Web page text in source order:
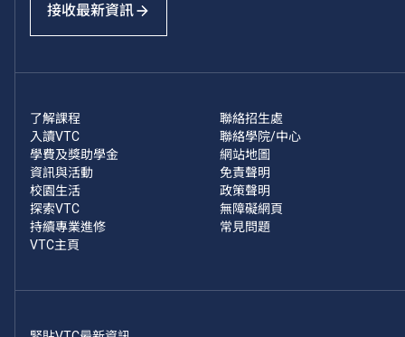
接收最新資訊
了解課程
入讀VTC
學費及獎助學金
資訊與活動
校園生活
探索VTC
持續專業進修
VTC主頁
聯絡招生處
聯絡學院/中心
網站地圖
免責聲明
政策聲明
無障礙網頁
常見問題